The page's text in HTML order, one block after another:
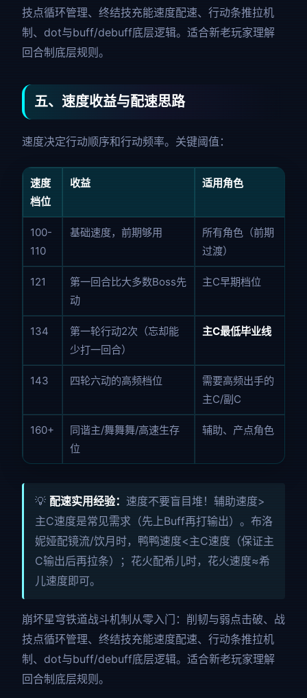
技点循环管理、终结技充能速度配速、行动条推拉机
制、dot与buff/debuff底层逻辑。适合新老玩家理解
回合制底层规则。
五、速度收益与配速思路
速度决定行动顺序和行动频率。关键阈值：
速度
档位
收益 适用角色
100-
110
基础速度，前期够用
所有角色（前期
过渡）
121
第一回合比大多数Boss先
动
主C早期档位
134
第一轮行动2次（忘却能
少打一回合）
主C最低毕业线
143 四轮六动的高频档位
需要高频出手的
主C/副C
160+
同谐主/舞舞舞/高速生存
位
辅助、产点角色
💡 配速实用经验： 速度不要盲目堆！辅助速度>
主C速度是常见需求（先上Buff再打输出）。布洛
妮娅配镜流/饮月时，鸭鸭速度<主C速度（保证主
C输出后再拉条）；花火配希儿时，花火速度≈希
儿速度即可。
崩坏星穹铁道战斗机制从零入门：削韧与弱点击破、战
技点循环管理、终结技充能速度配速、行动条推拉机
制、dot与buff/debuff底层逻辑。适合新老玩家理解
回合制底层规则。